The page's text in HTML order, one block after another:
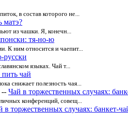
в состав которого не...
матэ?
из чашки. Я, конечн...
тя-но-ю
К ним относится и чаепит...
русски
языках. Чай т...
чай
снижает полезность чая...
-- Чай в торжественных случаях:
конференций, совещ...
в торжественных случаях: банкет-